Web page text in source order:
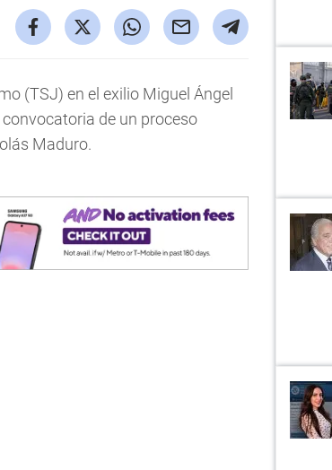
(TSJ) en el exilio Miguel Ángel
de un proceso
Maduro.